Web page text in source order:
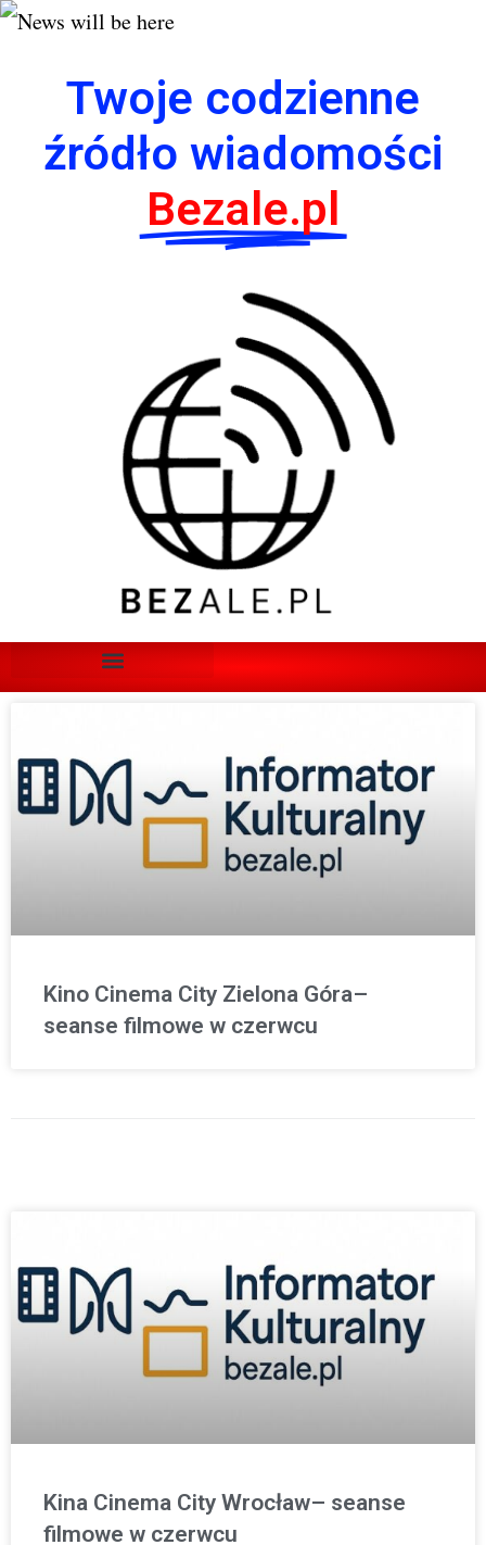
Twoje codzienne
źródło wiadomości
Bezale.pl
Kino Cinema City Zielona Góra–
seanse filmowe w czerwcu
Kina Cinema City Wrocław– seanse
filmowe w czerwcu